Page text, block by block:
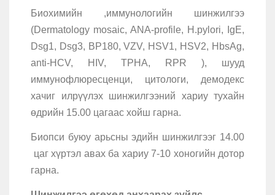
Биохимийн ,иммунологийн шинжилгээ
(Dermatology mosaic, ANA-profile, H.pylori, IgE,
Dsg1, Dsg3, BP180, VZV, HSV1, HSV2, HbsAg,
anti-HCV, НIV, TPHA, RPR ), шууд
иммунофлюресценци, цитологи, демодекс
хачиг илрүүлэх шинжилгээний хариу тухайн
өдрийн 15.00 цагаас хойш гарна.
Биопси буюу арьсны эдийн шинжилгээг 14.00
цаг хүртэл авах ба хариу 7-10 хоногийн дотор
гарна.